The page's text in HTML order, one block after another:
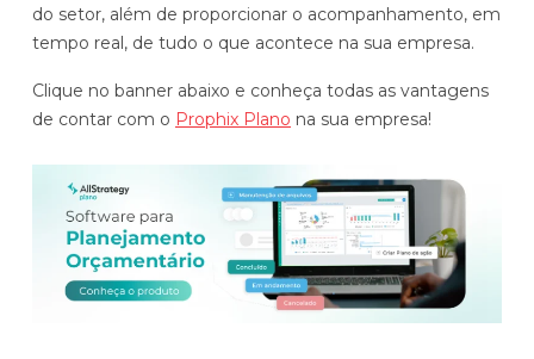
do setor, além de proporcionar o acompanhamento, em
tempo real, de tudo o que acontece na sua empresa.
Clique no banner abaixo e conheça todas as vantagens
de contar com o Prophix Plano na sua empresa!